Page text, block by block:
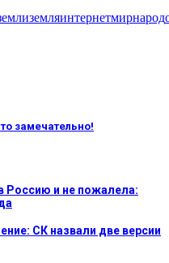
земляинтернетмирнарод
замечательно!
Россию и не пожалела:
СК назвали две версии